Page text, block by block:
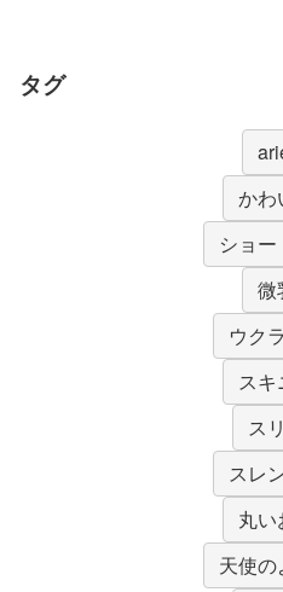
タグ
かわ
ショ
微
ウク
スキ
ス
スレ
丸い
天使の